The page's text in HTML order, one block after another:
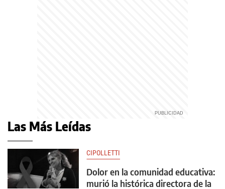
Las Más Leídas
CIPOLLETTI
Dolor en la comunidad educativa:
murió la histórica directora de la